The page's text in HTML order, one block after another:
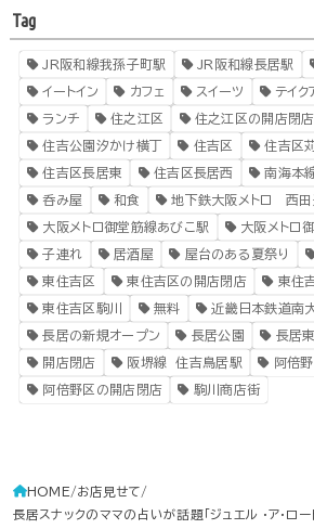
Tag
JR阪和線我孫子町駅 JR阪和線長居駅
イートイン カフェ スイーツ テイク
ランチ 住之江区 住之江区の開店閉店
住吉公園汐かけ横丁 住吉区 住吉区
住吉区長居東 住吉区長居西 南海本
呑み屋 和食 地下鉄大阪メトロ 西田
大阪メトロ御堂筋線あびこ駅 大阪メトロ
子連れ 居酒屋 屋台のある夏祭り
東住吉区 東住吉区の開店閉店 東住
東住吉区駒川 無料 近畿日本鉄道南
長居の新規オープン 長居公園 長居東
開店閉店 阪堺線 住吉鳥居駅 阿倍
阿倍野区の開店閉店 駒川商店街
HOME
お店見せて
長居スナックのママの占いが話題「ジュエル ・ア・ロー